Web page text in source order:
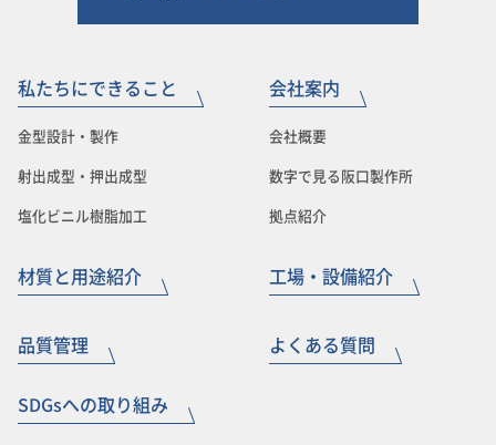
私たちにできること
金型設計・製作
射出成型・押出成型
塩化ビニル樹脂加工
材質と用途紹介
品質管理
会社案内
会社概要
数字で見る阪口製作所
拠点紹介
工場・設備紹介
よくある質問
SDGsへの取り組み